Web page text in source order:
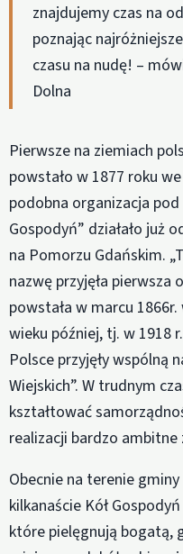
znajdujemy czas na
poznając
czasu na nudę! –
Dolna
Pierwsze na ziemiach
powstało w 1877 roku
podobna organizacja
Gospodyń” działało już
na Pomorzu Gdańskim.
nazwę przyjęła pierwsza
powstała w marcu
wieku później, tj. w 1918
Polsce przyjęły wspólną
Wiejskich”. W trudnym
kształtować
realizacji bardzo ambitne
Obecnie na terenie
kilkanaście Kół
które pielęgnują bogatą,